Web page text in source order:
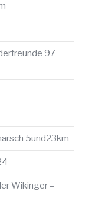
97
5und23km
Wikinger –